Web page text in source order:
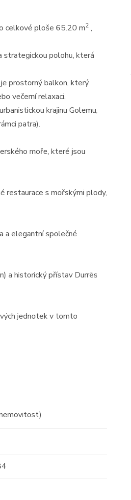
celkové ploše 65.20 m2 ,
strategickou polohu, která
prostorný balkon, který
večerní relaxaci.
krajinu Golemu,
patra).
moře, které jsou
restaurace s mořskými plody,
a elegantní společné
a historický přístav Durrës
jednotek v tomto